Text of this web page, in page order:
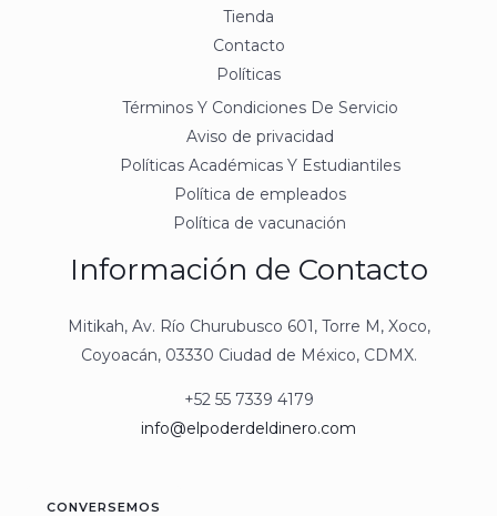
Tienda
Contacto
Políticas
Términos Y Condiciones De Servicio
Aviso de privacidad
Políticas Académicas Y Estudiantiles
Política de empleados
Política de vacunación
Información de Contacto
Mitikah, Av. Río Churubusco 601, Torre M, Xoco,
Coyoacán, 03330 Ciudad de México, CDMX.
+52 55 7339 4179
info@elpoderdeldinero.com
CONVERSEMOS